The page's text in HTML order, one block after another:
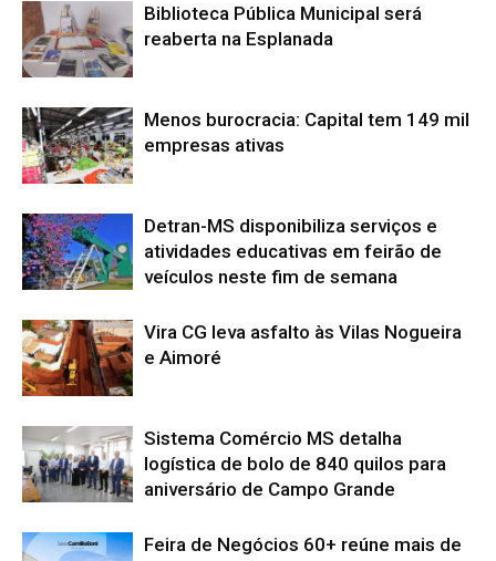
Biblioteca Pública Municipal será
reaberta na Esplanada
Menos burocracia: Capital tem 149 mil
empresas ativas
Detran-MS disponibiliza serviços e
atividades educativas em feirão de
veículos neste fim de semana
Vira CG leva asfalto às Vilas Nogueira
e Aimoré
Sistema Comércio MS detalha
logística de bolo de 840 quilos para
aniversário de Campo Grande
Feira de Negócios 60+ reúne mais de